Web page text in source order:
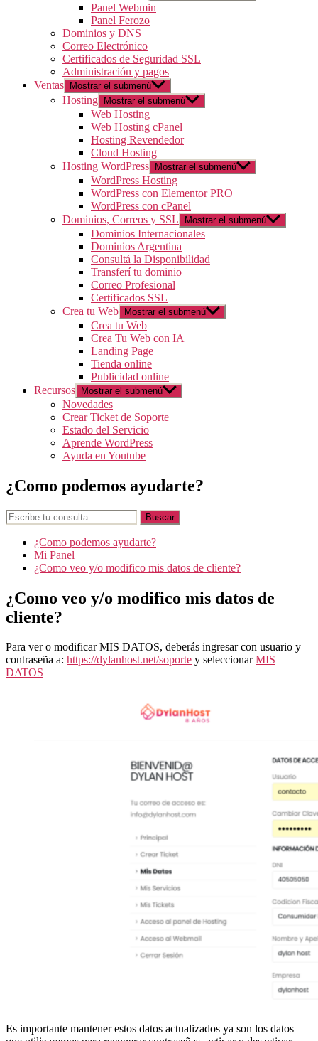
Panel Webmin
Panel Ferozo
Dominios y DNS
Correo Electrónico
Certificados de Seguridad SSL
Administración y pagos
Ventas
Mostrar el submenú
Hosting Mostrar el submenú
Web Hosting
Web Hosting cPanel
Hosting Revendedor
Cloud Hosting
Hosting WordPress
Mostrar el submenú
WordPress Hosting
WordPress con Elementor PRO
WordPress con cPanel
Dominios, Correos y SSL
Mostrar el submenú
Dominios Internacionales
Dominios Argentina
Consultá la Disponibilidad
Transferí tu dominio
Correo Profesional
Certificados SSL
Crea tu Web
Mostrar el submenú
Crea tu Web
Crea Tu Web con IA
Landing Page
Tienda online
Publicidad online
Recursos
Mostrar el submenú
Novedades
Crear Ticket de Soporte
Estado del Servicio
Aprende WordPress
Ayuda en Youtube
¿Como podemos ayudarte?
¿Como podemos ayudarte?
Mi Panel
¿Como veo y/o modifico mis datos de cliente?
¿Como veo y/o modifico mis datos de
cliente?
Para ver o modificar MIS DATOS, deberás ingresar con usuario y
contraseña a: https://dylanhost.net/soporte y seleccionarMIS
DATOS
Es importante mantener estos datos actualizados ya son los datos